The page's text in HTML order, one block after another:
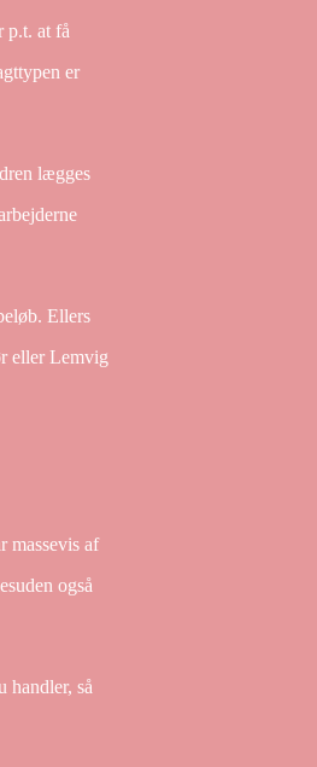
p.t. at få
er
lægges
Ellers
eller Lemvig
massevis af
også
handler, så